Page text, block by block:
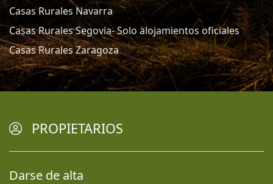
Casas Rurales Navarra
Casas Rurales Segovia- Solo alojamientos oficiales
Casas Rurales Zaragoza
PROPIETARIOS
Darse de alta